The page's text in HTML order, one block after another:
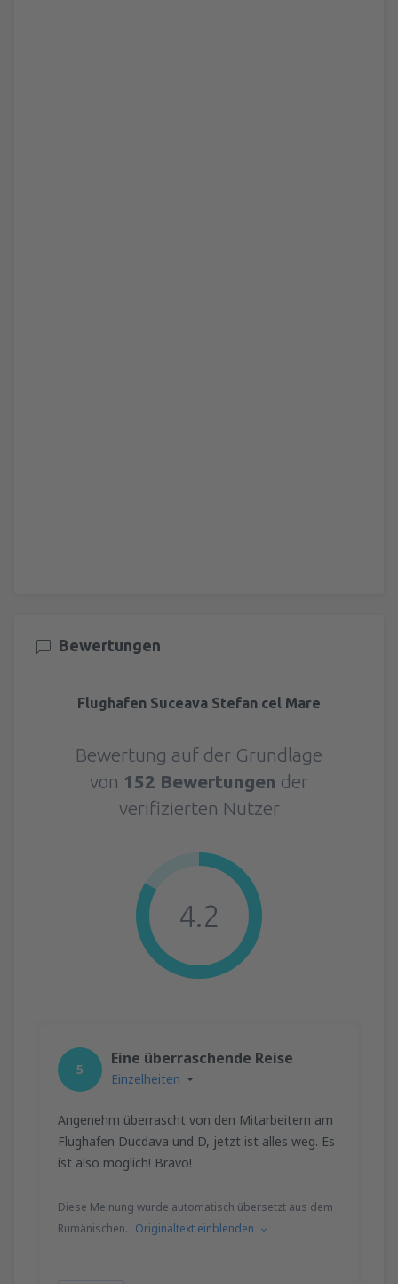
Bewertungen
Flughafen Suceava Stefan cel Mare
Bewertung auf der Grundlage
von 152 Bewertungen der
verifizierten Nutzer
4.2
5
Eine überraschende Reise
Einzelheiten
Angenehm überrascht von den Mitarbeitern am
Flughafen Ducdava und D, jetzt ist alles weg. Es
ist also möglich! Bravo!
Diese Meinung wurde automatisch übersetzt aus dem
Rumänischen. Originaltext einblenden